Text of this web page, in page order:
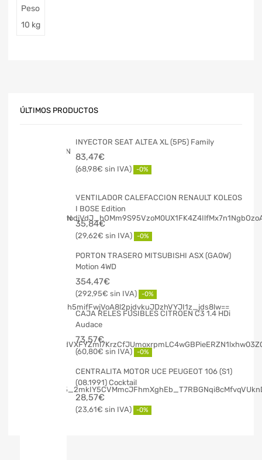
Peso
10 kg
ÚLTIMOS PRODUCTOS
INYECTOR SEAT ALTEA XL (5P5) Family
83,47€
68,98€ -0%
VENTILADOR CALEFACCION RENAULT KOLEOS
I BOSE Edition
35,84€
29,62€ -0%
PORTON TRASERO MITSUBISHI ASX (GA0W)
Motion 4WD
354,47€
292,95€ -0%
CAJA RELES FUSIBLES CITROEN C3 1.4 HDi
Audace
73,57€
60,80€ -0%
CENTRALITA MOTOR UCE PEUGEOT 106 (S1)
(08.1991) Cocktail
28,57€
23,61€ -0%